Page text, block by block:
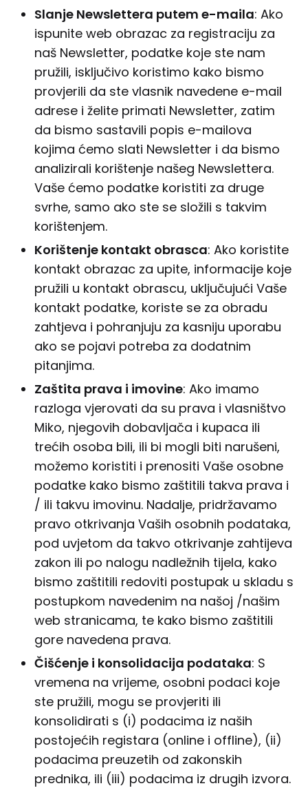
Slanje Newslettera putem e-maila: Ako
ispunite web obrazac za registraciju za
naš Newsletter, podatke koje ste nam
pružili, isključivo koristimo kako bismo
provjerili da ste vlasnik navedene e-mail
adrese i želite primati Newsletter, zatim
da bismo sastavili popis e-mailova
kojima ćemo slati Newsletter i da bismo
analizirali korištenje našeg Newslettera.
Vaše ćemo podatke koristiti za druge
svrhe, samo ako ste se složili s takvim
korištenjem.
Korištenje kontakt obrasca: Ako koristite
kontakt obrazac za upite, informacije koje
pružili u kontakt obrascu, uključujući Vaše
kontakt podatke, koriste se za obradu
zahtjeva i pohranjuju za kasniju uporabu
ako se pojavi potreba za dodatnim
pitanjima.
Zaštita prava i imovine: Ako imamo
razloga vjerovati da su prava i vlasništvo
Miko, njegovih dobavljača i kupaca ili
trećih osoba bili, ili bi mogli biti narušeni,
možemo koristiti i prenositi Vaše osobne
podatke kako bismo zaštitili takva prava i
/ ili takvu imovinu. Nadalje, pridržavamo
pravo otkrivanja Vaših osobnih podataka,
pod uvjetom da takvo otkrivanje zahtijeva
zakon ili po nalogu nadležnih tijela, kako
bismo zaštitili redoviti postupak u skladu s
postupkom navedenim na našoj /našim
web stranicama, te kako bismo zaštitili
gore navedena prava.
Čišćenje i konsolidacija podataka: S
vremena na vrijeme, osobni podaci koje
ste pružili, mogu se provjeriti ili
konsolidirati s (i) podacima iz naših
postojećih registara (online i offline), (ii)
podacima preuzetih od zakonskih
prednika, ili (iii) podacima iz drugih izvora.